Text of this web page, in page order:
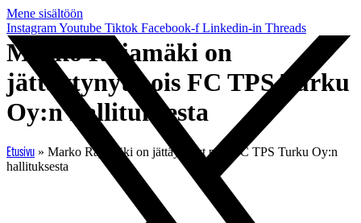
Mene sisältöön
InstagramYoutube Tiktok Facebook-f Linkedin-in Threads
Marko Rajamäki on
jättäytynyt pois FC TPS Turku
Oy:n hallituksesta
Etusivu » Marko Rajamäki on jättäytynyt pois FC TPS Turku Oy:n
hallituksesta